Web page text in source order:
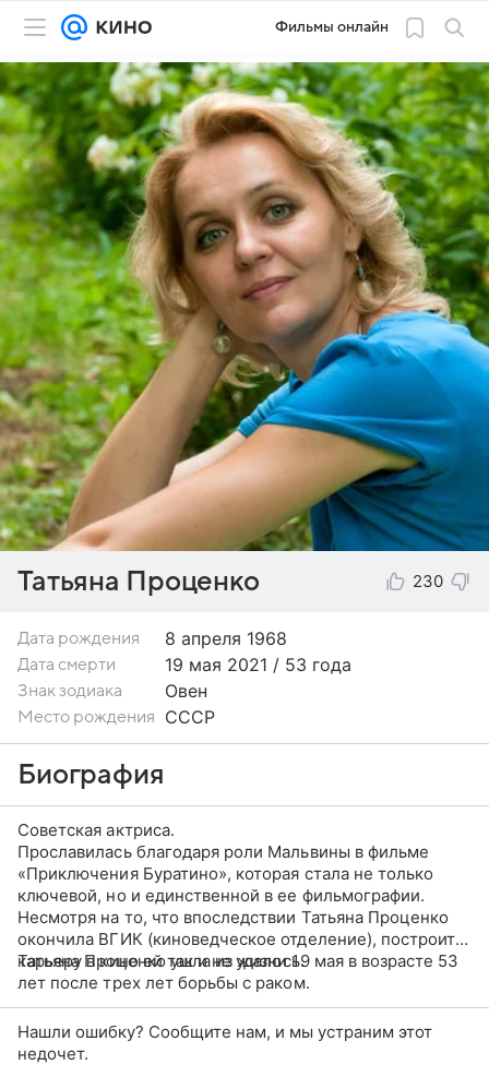
Фильмы онлайн
Татьяна Проценко 230
Дата рождения 8 апреля 1968
Дата смерти 19 мая 2021 / 53 года
Знак зодиака Овен
Место рождения СССР
Биография
Советская актриса.
Прославилась благодаря роли Мальвины в фильме
«Приключения Буратино», которая стала не только
ключевой, но и единственной в ее фильмографии.
Несмотря на то, что впоследствии Татьяна Проценко
окончила ВГИК (киноведческое отделение), построить
карьеру в кино ей так и не удалось.
Татьяна Проценко ушла из жизни 19 мая в возрасте 53
лет после трех лет борьбы с раком.
Нашли ошибку? Сообщите нам, и мы устраним этот
недочет.